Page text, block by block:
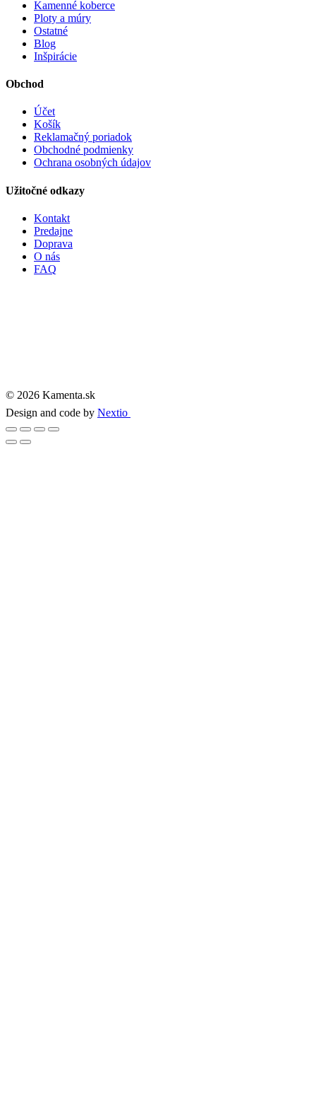
Kamenné koberce
Ploty a múry
Ostatné
Blog
Inšpirácie
Obchod
Účet
Košík
Reklamačný poriadok
Obchodné podmienky
Ochrana osobných údajov
Užitočné odkazy
Kontakt
Predajne
Doprava
O nás
FAQ
© 2026 Kamenta.sk
Design and code by Nextio